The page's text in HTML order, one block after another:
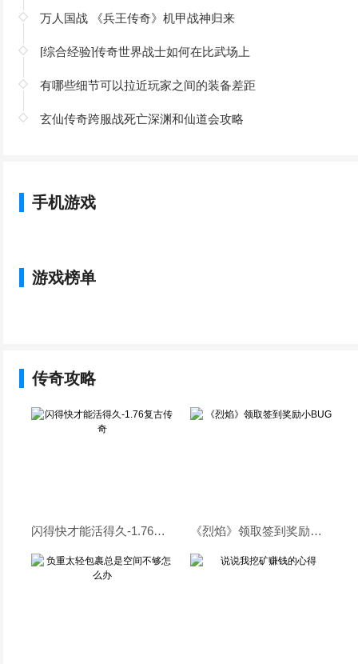
万人国战 《兵王传奇》机甲战神归来
[综合经验]传奇世界战士如何在比武场上
有哪些细节可以拉近玩家之间的装备差距
玄仙传奇跨服战死亡深渊和仙道会攻略
手机游戏
游戏榜单
传奇攻略
闪得快才能活得久-1.76复古传奇 《烈焰》领取签到奖励小BUG